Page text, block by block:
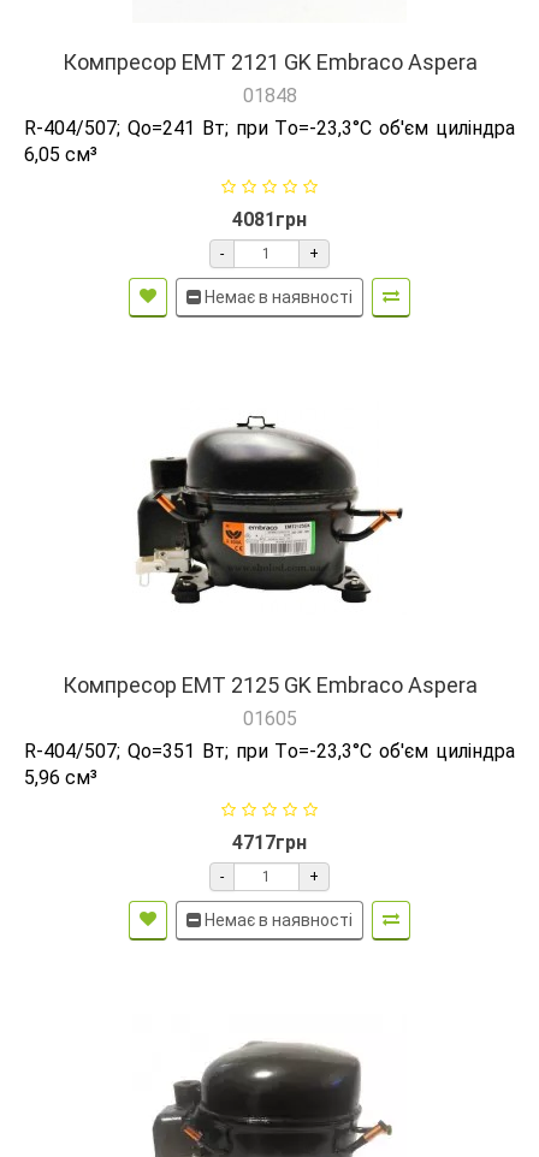
Компресор EMT 2121 GK Embraco Aspera
01848
R-404/507; Qо=241 Вт; при Tо=-23,3°C об'єм циліндра
6,05 см³
4081грн
- +
Немає в наявності
Компресор EMT 2125 GK Embraco Aspera
01605
R-404/507; Qо=351 Вт; при Tо=-23,3°C об'єм циліндра
5,96 см³
4717грн
- +
Немає в наявності